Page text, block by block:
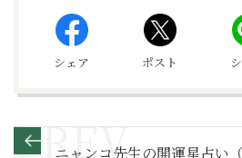
シェア ポスト
ニャンコ先生の開運星占い